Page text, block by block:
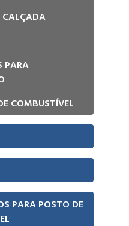
PARA
COMBUSTÍVEL
PARA POSTO DE